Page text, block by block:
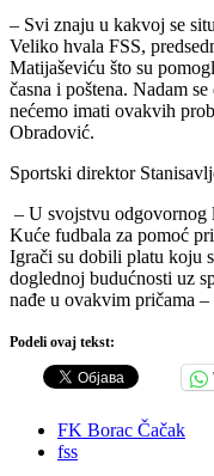
– Svi znaju u kakvoj se
Veliko hvala FSS,
Matijaševiću što su
časna i poštena. Nadam
nećemo imati ovakvih
Obradović.
Sportski direktor
– U svojstvu odgovornog
Kuće fudbala za pomoć
Igrači su dobili platu koju
doglednoj budućnosti uz
nađe u ovakvim pričama
Podeli ovaj tekst:
FK Borac Čačak
fss